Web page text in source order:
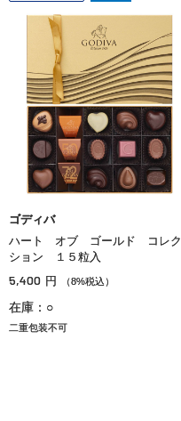
ゴディバ
ハート オブ ゴールド コレク
ション １５粒入
5,400 円 （8%税込）
在庫：○
二重包装不可